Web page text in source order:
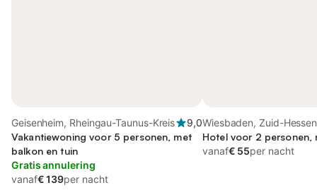
Geisenheim, Rheingau-Taunus-Kreis
9,0
Vakantiewoning voor 5 personen, met
balkon en tuin
Gratis annulering
vanaf€ 139per nacht
Wiesbaden, Zuid-Hessen
Hotel voor 2 personen,
vanaf€ 55per nacht